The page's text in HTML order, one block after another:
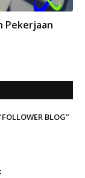
Pekerjaan
BLOG"